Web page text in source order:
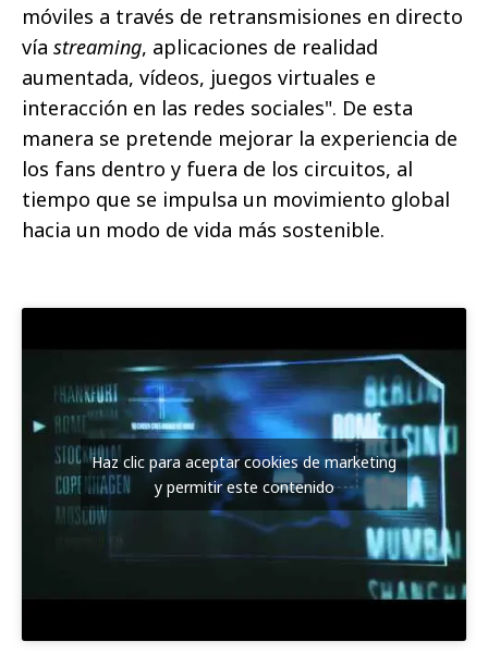
móviles a través de retransmisiones en directo
vía streaming, aplicaciones de realidad
aumentada, vídeos, juegos virtuales e
interacción en las redes sociales". De esta
manera se pretende mejorar la experiencia de
los fans dentro y fuera de los circuitos, al
tiempo que se impulsa un movimiento global
hacia un modo de vida más sostenible.
Haz clic para aceptar cookies de marketing
y permitir este contenido